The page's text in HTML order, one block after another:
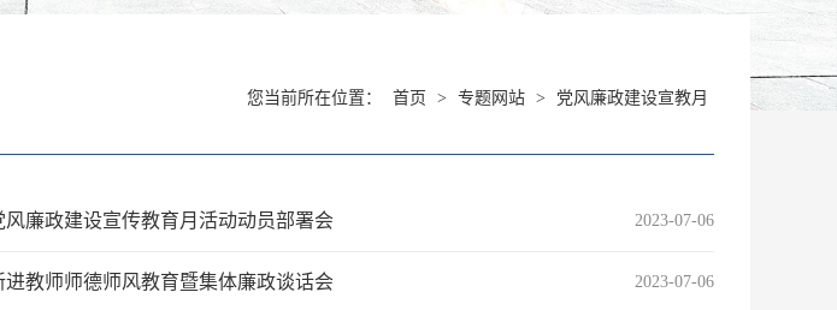
您当前所在位置： 首页 > 专题网站 > 党风廉政建设宣教月
风廉政建设宣传教育月活动动员部署会 2023-07-06
进教师师德师风教育暨集体廉政谈话会 2023-07-06